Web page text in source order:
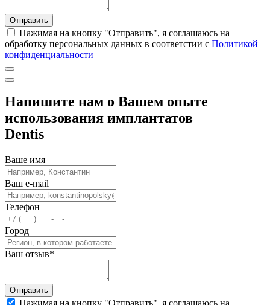
Отправить
Нажимая на кнопку "Отправить", я соглашаюсь на
обработку персональных данных в соответстии с Политикой
конфиденциальности
Напишите нам о Вашем опыте
использования имплантатов
Dentis
Ваше имя
Ваш e-mail
Телефон
Город
Ваш отзыв*
Отправить